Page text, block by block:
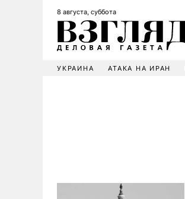
8 августа, суббота
УКРАИНА АТАКА НА ИРАН